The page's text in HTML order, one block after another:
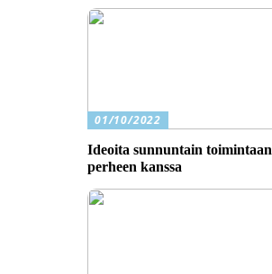
01/10/2022
Ideoita sunnuntain toimintaan
perheen kanssa